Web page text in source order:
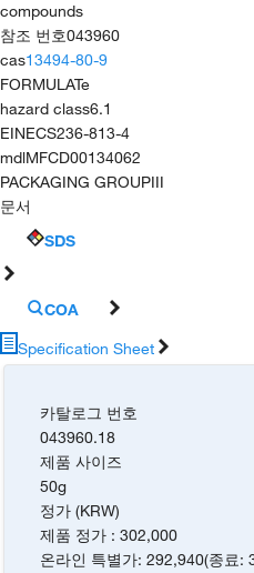
compounds
참조 번호043960
cas13494-80-9
FORMULATe
hazard class6.1
EINECS236-813-4
mdlMFCD00134062
PACKAGING GROUPIII
문서
SDS
COA
Specification Sheet
카탈로그 번호
043960.18
제품 사이즈
50g
정가 (KRW)
제품 정가 :302,000
온라인 특별가:292,940(종료: